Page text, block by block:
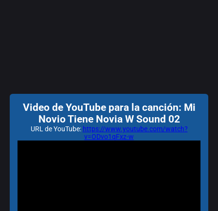
Video de YouTube para la canción: Mi
Novio Tiene Novia W Sound 02
URL de YouTube: https://www.youtube.com/watch?
v=ODvo1qFxz-w